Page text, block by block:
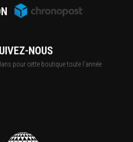
NOUS
pour cette boutique toute l'année